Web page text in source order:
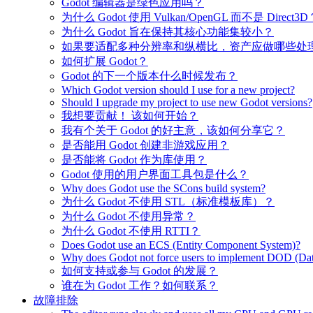
Godot 编辑器是绿色应用吗？
为什么 Godot 使用 Vulkan/OpenGL 而不是 Direct3D
为什么 Godot 旨在保持其核心功能集较小？
如果要适配多种分辨率和纵横比，资产应做哪些处
如何扩展 Godot？
Godot 的下一个版本什么时候发布？
Which Godot version should I use for a new project?
Should I upgrade my project to use new Godot versions?
我想要贡献！ 该如何开始？
我有个关于 Godot 的好主意，该如何分享它？
是否能用 Godot 创建非游戏应用？
是否能将 Godot 作为库使用？
Godot 使用的用户界面工具包是什么？
Why does Godot use the SCons build system?
为什么 Godot 不使用 STL（标准模板库）？
为什么 Godot 不使用异常？
为什么 Godot 不使用 RTTI？
Does Godot use an ECS (Entity Component System)?
Why does Godot not force users to implement DOD
如何支持或参与 Godot 的发展？
谁在为 Godot 工作？如何联系？
故障排除